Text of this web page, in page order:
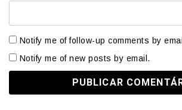
Notify me of follow-up comments by
Notify me of new posts by email.